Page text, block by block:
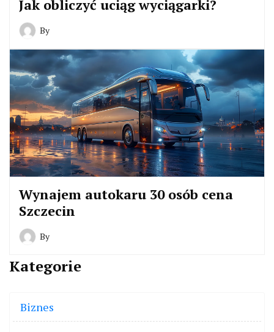
Jak obliczyć uciąg wyciągarki?
By
Wynajem autokaru 30 osób cena
Szczecin
By
Kategorie
Biznes